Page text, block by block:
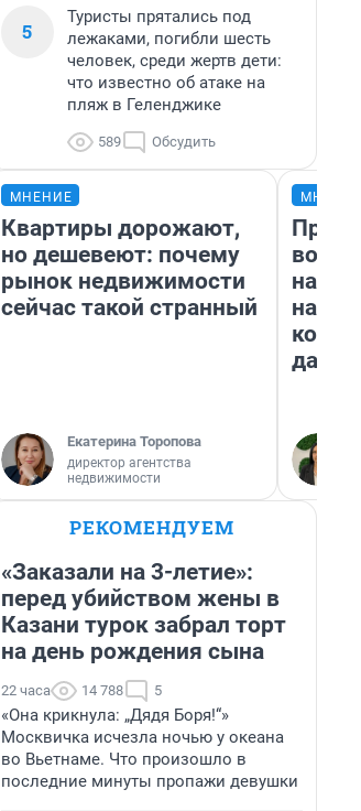
5
Туристы прятались под
лежаками, погибли шесть
человек, среди жертв дети:
что известно об атаке на
пляж в Геленджике
589 Обсудить
МНЕНИЕ
Квартиры дорожают,
но дешевеют: почему
рынок недвижимости
сейчас такой странный
Екатерина Торопова
директор агентства
недвижимости
нам
даже
РЕКОМЕНДУЕМ
«Заказали на 3-летие»:
перед убийством жены в
Казани турок забрал торт
на день рождения сына
22 часа 14 788 5
«Она крикнула: „Дядя Боря!“»
Москвичка исчезла ночью у океана
во Вьетнаме. Что произошло в
последние минуты пропажи девушки